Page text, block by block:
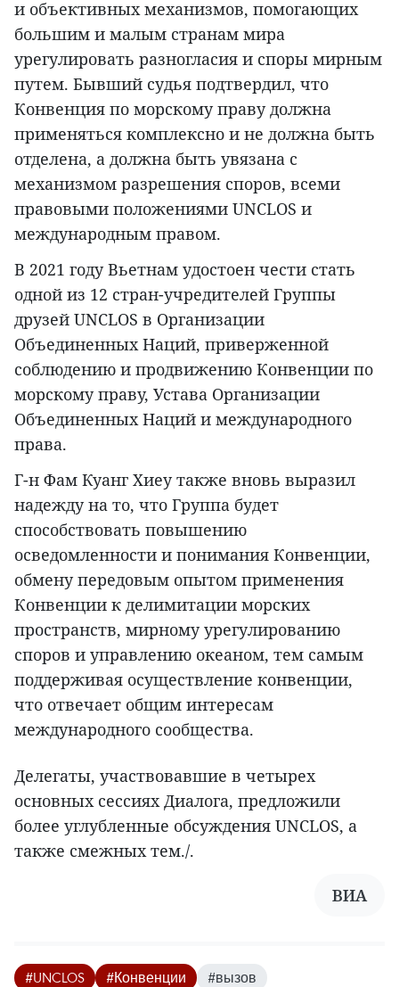
и объективных механизмов, помогающих
большим и малым странам мира
урегулировать разногласия и споры мирным
путем. Бывший судья подтвердил, что
Конвенция по морскому праву должна
применяться комплексно и не должна быть
отделена, а должна быть увязана с
механизмом разрешения споров, всеми
правовыми положениями UNCLOS и
международным правом.
В 2021 году Вьетнам удостоен чести стать
одной из 12 стран-учредителей Группы
друзей UNCLOS в Организации
Объединенных Наций, приверженной
соблюдению и продвижению Конвенции по
морскому праву, Устава Организации
Объединенных Наций и международного
права.
Г-н Фам Куанг Хиеу также вновь выразил
надежду на то, что Группа будет
способствовать повышению
осведомленности и понимания Конвенции,
обмену передовым опытом применения
Конвенции к делимитации морских
пространств, мирному урегулированию
споров и управлению океаном, тем самым
поддерживая осуществление конвенции,
что отвечает общим интересам
международного сообщества.
Делегаты, участвовавшие в четырех
основных сессиях Диалога, предложили
более углубленные обсуждения UNCLOS, а
также смежных тем./.
ВИА
#UNCLOS #Конвенции #вызов